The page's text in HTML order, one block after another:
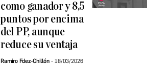
como ganador y 8,5
puntos por encima
del PP, aunque
reduce su ventaja
Ramiro Fdez-Chillón 18/03/2026